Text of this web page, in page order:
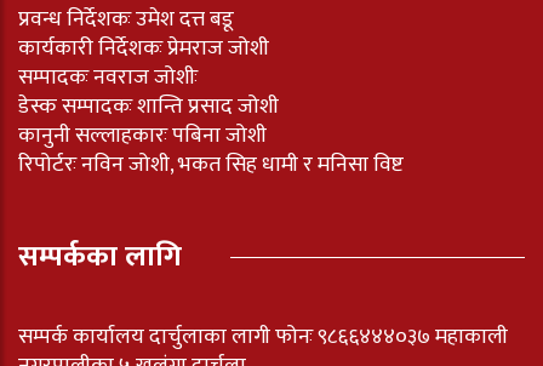
प्रवन्ध निर्देशकः उमेश दत्त बडू
कार्यकारी निर्देशकः प्रेमराज जोशी
सम्पादकः नवराज जोशीः
डेस्क सम्पादकः शान्ति प्रसाद जोशी
कानुनी सल्लाहकारः पबिना जोशी
रिपोर्टरः नविन जोशी, भकत सिह धामी र मनिसा विष्ट
सम्पर्कका लागि
सम्पर्क कार्यालय दार्चुलाका लागी फोनः ९८६६४४४०३७ महाकाली